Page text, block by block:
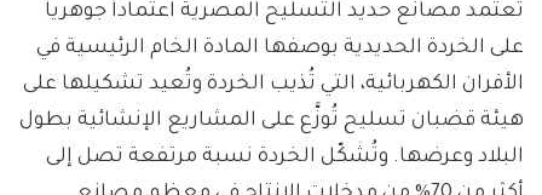
تعتمد مصانع حديد التسليح المصرية اعتماداً جوهرياً
على الخردة الحديدية بوصفها المادة الخام الرئيسية في
الأفران الكهربائية، التي تُذيب الخردة وتُعيد تشكيلها على
هيئة قضبان تسليح تُوزَّع على المشاريع الإنشائية بطول
البلاد وعرضها. وتُشكّل الخردة نسبة مرتفعة تصل إلى